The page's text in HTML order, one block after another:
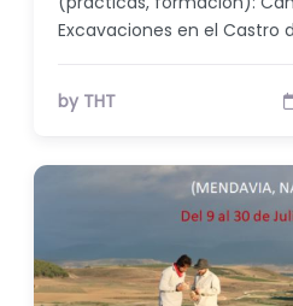
Excavaciones en el Castro
by THT